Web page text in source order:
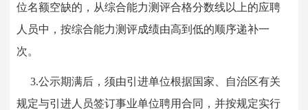
位名额空缺的，从综合能力测评合格分数线以上的应聘
人员中，按综合能力测评成绩由高到低的顺序递补一
次。
3.公示期满后，须由引进单位根据国家、自治区有关
规定与引进人员签订事业单位聘用合同，并按规定实行